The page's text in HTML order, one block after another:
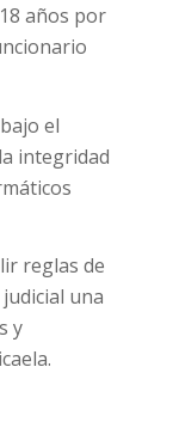
años por
el
integridad
reglas de
una
y